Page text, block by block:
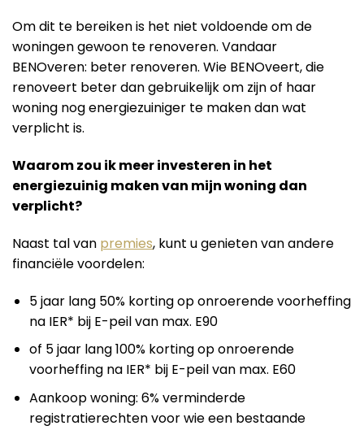
Om dit te bereiken is het niet voldoende om de
woningen gewoon te renoveren. Vandaar
BENOveren: beter renoveren. Wie BENOveert, die
renoveert beter dan gebruikelijk om zijn of haar
woning nog energiezuiniger te maken dan wat
verplicht is.
Waarom zou ik meer investeren in het
energiezuinig maken van mijn woning dan
verplicht?
Naast tal van premies, kunt u genieten van andere
financiële voordelen:
5 jaar lang 50% korting op onroerende voorheffing
na IER* bij E-peil van max. E90
of 5 jaar lang 100% korting op onroerende
voorheffing na IER* bij E-peil van max. E60
Aankoop woning: 6% verminderde
registratierechten voor wie een bestaande